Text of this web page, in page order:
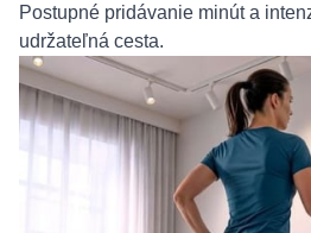
Postupné pridávanie minút a
udržateľná cesta.